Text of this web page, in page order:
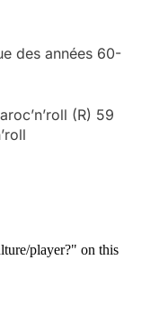
des années 60-
(R) 59